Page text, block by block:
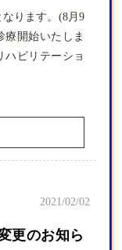
ります。(8月9
療開始いたしま
ハビリテーショ
更のお知ら
2021/02/02